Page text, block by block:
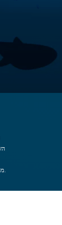
מבזבז ‏10 ‏₪ מהכסף שלך, ‏2.55 ‏₪ הולך לממשלה.